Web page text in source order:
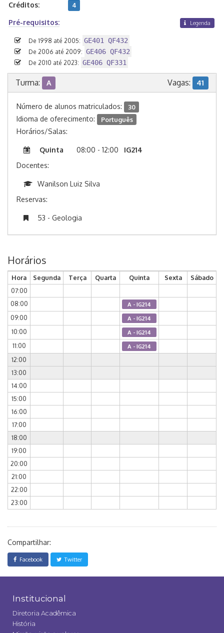
Créditos: 4
Pré-requisitos: Legenda
De 1998 até 2005: GE401 QF432
De 2006 até 2009: GE406 QF432
De 2010 até 2023: GE406 QF331
Turma: A Vagas: 41
Número de alunos matriculados: 30
Idioma de oferecimento: Português
Horários/Salas:
Quinta 08:00 - 12:00
IG214
Docentes:
Wanilson Luiz Silva
Reservas:
53 - Geologia
Horários
Hora Segunda Terça Quarta Quinta Sexta
Sábado
07:00
08:00
A - IG214
09:00 A - IG214
10:00 A - IG214
11:00 A - IG214
12:00
13:00
14:00
15:00
16:00
17:00
18:00
19:00
20:00
21:00
22:00
23:00
Compartilhar:
Facebook Twitter
Institucional
Diretoria Acadêmica
História